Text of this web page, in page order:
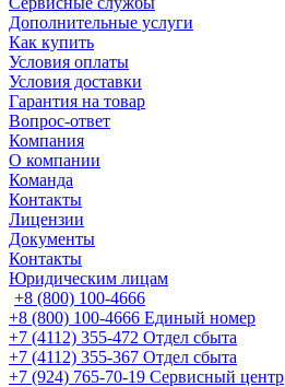
Дополнительные услуги
Как купить
Условия оплаты
Условия доставки
Гарантия на товар
Вопрос-ответ
Компания
О компании
Команда
Контакты
Лицензии
Документы
Контакты
Юридическим лицам
+8 (800) 100-4666
+8 (800) 100-4666 Единый номер
+7 (4112) 355-472 Отдел сбыта
+7 (4112) 355-367 Отдел сбыта
+7 (924) 765-70-19 Сервисный центр